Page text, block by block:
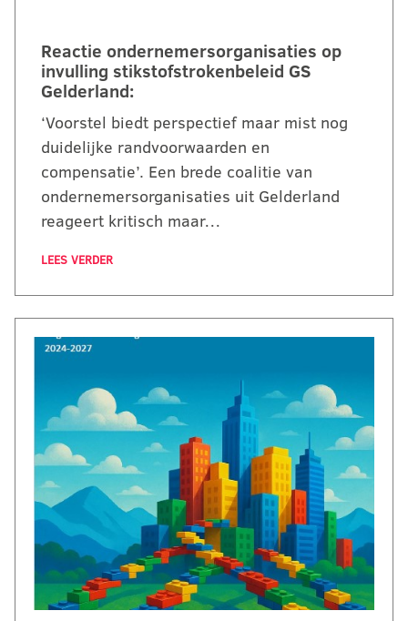
Reactie ondernemersorganisaties op
invulling stikstofstrokenbeleid GS
Gelderland:
‘Voorstel biedt perspectief maar mist nog
duidelijke randvoorwaarden en
compensatie’. Een brede coalitie van
ondernemersorganisaties uit Gelderland
reageert kritisch maar…
LEES VERDER